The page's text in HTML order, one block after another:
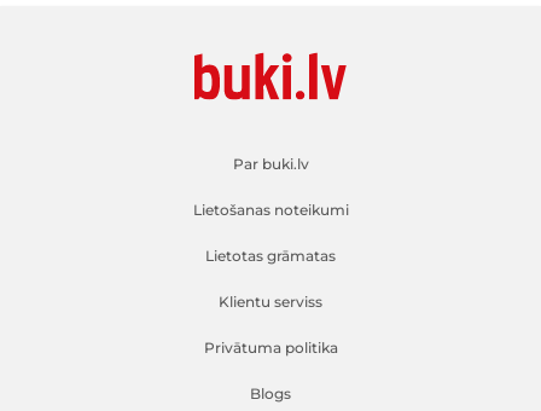
Par buki.lv
Lietošanas noteikumi
Lietotas grāmatas
Klientu serviss
Privātuma politika
Blogs